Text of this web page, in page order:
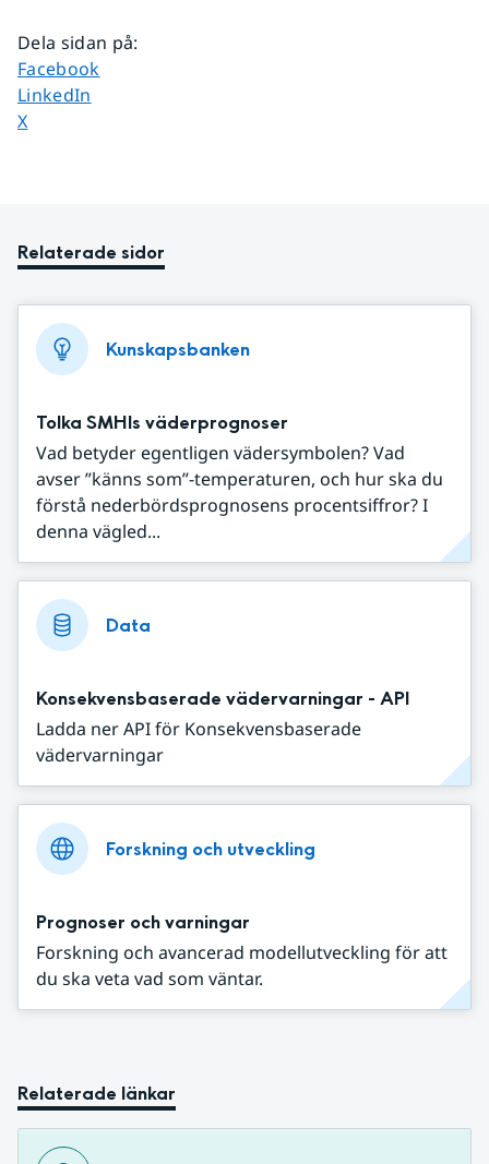
Dela sidan på:
Dela sidan på
Facebook
Dela sidan på
LinkedIn
Dela sidan på
X
Relaterade sidor
Kunskapsbanken
Tolka SMHIs väderprognoser
Vad betyder egentligen vädersymbolen? Vad
avser ”känns som”-temperaturen, och hur ska du
förstå nederbördsprognosens procentsiffror? I
denna vägled...
Data
Konsekvensbaserade vädervarningar - API
Ladda ner API för Konsekvensbaserade
vädervarningar
Forskning och utveckling
Prognoser och varningar
Forskning och avancerad modellutveckling för att
du ska veta vad som väntar.
Relaterade länkar